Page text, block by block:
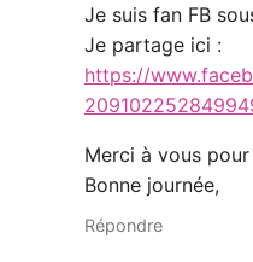
Je suis fan FB
Je partage ici :
https://
Merci à vous
Bonne journée,
Répondre